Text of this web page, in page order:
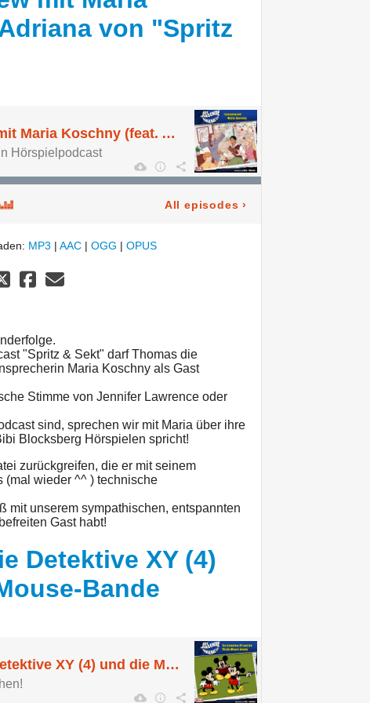
von "Spritz
Special: Interview mit Maria Koschny (feat. Adriana von "Spritz & Sekt)
Hörspielpodcast
All episodes ›
MP3 | AAC | OGG | OPUS
"Spritz & Sekt" darf Thomas die
Maria Koschny als Gast
Stimme von Jennifer Lawrence oder
sind, sprechen wir mit Maria über ihre
Blocksberg Hörspielen spricht!
zurückgreifen, die er mit seinem
(mal wieder ^^ ) technische
mit unserem sympathischen, entspannten
Gast habt!
Detektive XY (4)
Bande
Sonderfolge: Die Detektive XY (4) und die Micky-Mouse-Bande